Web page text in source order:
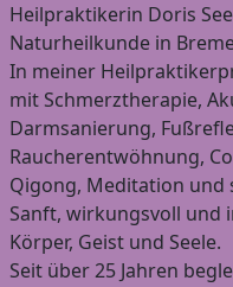
Heilpraktikerin Doris
Naturheilkunde in
In meiner
mit Schmerztherapie,
Darmsanierung,
Raucherentwöhnung,
Qigong, Meditation
Sanft, wirkungsvoll und
Körper, Geist und Seele.
Seit über 25 Jahren